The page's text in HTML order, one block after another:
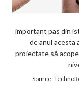
important pas din
de anul acesta
proiectate să
Source: